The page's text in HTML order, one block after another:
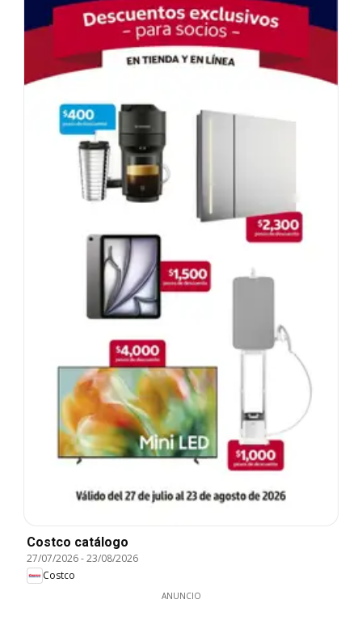
Costco catálogo
27/07/2026-23/08/2026
Costco
ANUNCIO